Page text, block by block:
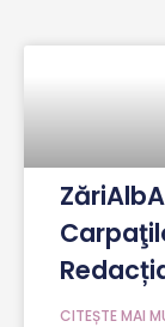
CITEȘTE MAI